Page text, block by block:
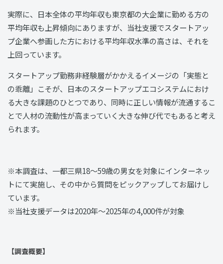
実際に、日本全体の平均年収も東京都の大企業に勤める方の
平均年収も上昇傾向にありますが、当社支援でスタートアッ
プ企業へ参画した方における平均年収水準の高さは、それを
上回っています。
スタートアップ勤務非経験層がかかえるイメージの「実態と
の乖離」こそが、日本のスタートアップエコシステムにおけ
る大きな課題のひとつであり、同時に正しい情報が流通するこ
とで人材の流動性が高まっていく大きな伸び代でもあると考え
られます。
※本調査は、一都三県18〜59歳の男女を対象にインターネッ
トにて実施し、その中から質問をピックアップしてお届けし
ています。
※当社支援データは2020年〜2025年の4,000件が対象
【調査概要】